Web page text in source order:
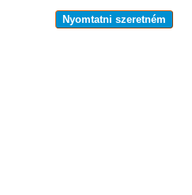
Nyomtatni szeretném